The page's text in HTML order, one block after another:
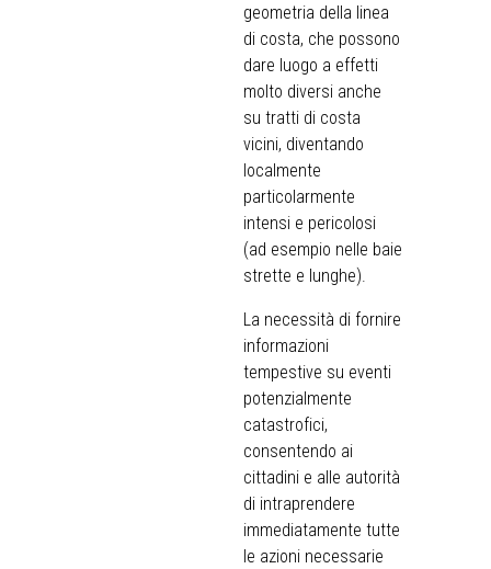
geometria della linea
di costa, che possono
dare luogo a effetti
molto diversi anche
su tratti di costa
vicini, diventando
localmente
particolarmente
intensi e pericolosi
(ad esempio nelle baie
strette e lunghe).
La necessità di fornire
informazioni
tempestive su eventi
potenzialmente
catastrofici,
consentendo ai
cittadini e alle autorità
di intraprendere
immediatamente tutte
le azioni necessarie